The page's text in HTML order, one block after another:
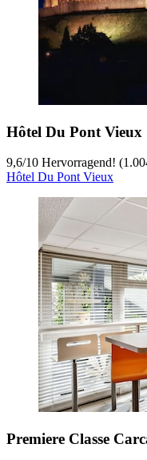
Hôtel Du Pont Vieux
9,6/10 Hervorragend!
Hôtel Du Pont Vieux
Premiere Classe